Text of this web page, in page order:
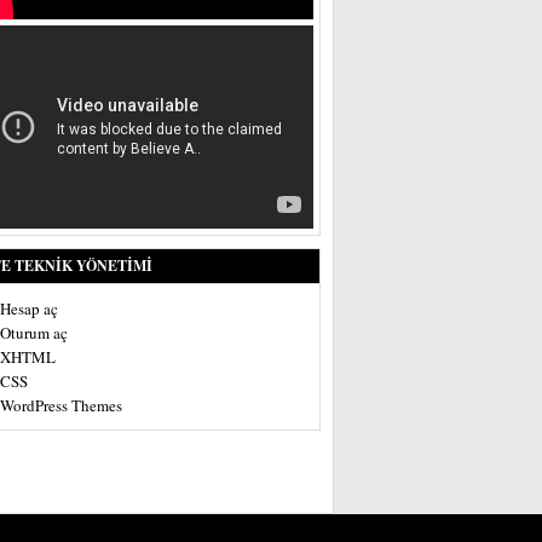
TEKNIK YÖNETIMI
Hesap aç
Oturum aç
XHTML
CSS
WordPress Themes